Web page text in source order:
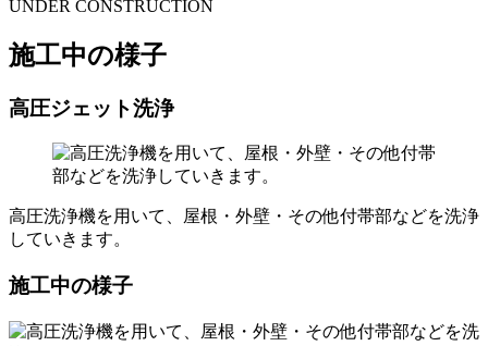
UNDER CONSTRUCTION
施工中の様子
高圧ジェット洗浄
高圧洗浄機を用いて、屋根・外壁・その他付帯部などを洗浄
していきます。
施工中の様子